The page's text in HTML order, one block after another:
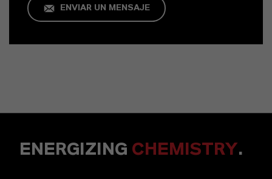
ENVIAR UN MENSAJE
ENERGIZING CHEMISTRY.